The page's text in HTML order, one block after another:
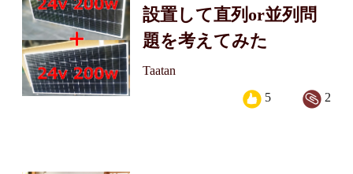
設置して直列or並列問
題を考えてみた
Taatan
2
5